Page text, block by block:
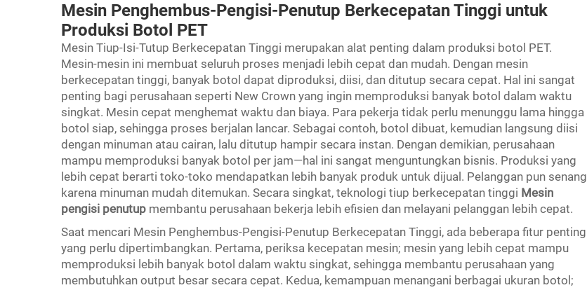
Mesin Penghembus-Pengisi-Penutup Berkecepatan Tinggi untuk
Produksi Botol PET
Mesin Tiup-Isi-Tutup Berkecepatan Tinggi merupakan alat penting dalam produksi botol PET.
Mesin-mesin ini membuat seluruh proses menjadi lebih cepat dan mudah. Dengan mesin
berkecepatan tinggi, banyak botol dapat diproduksi, diisi, dan ditutup secara cepat. Hal ini sangat
penting bagi perusahaan seperti New Crown yang ingin memproduksi banyak botol dalam waktu
singkat. Mesin cepat menghemat waktu dan biaya. Para pekerja tidak perlu menunggu lama hingga
botol siap, sehingga proses berjalan lancar. Sebagai contoh, botol dibuat, kemudian langsung diisi
dengan minuman atau cairan, lalu ditutup hampir secara instan. Dengan demikian, perusahaan
mampu memproduksi banyak botol per jam—hal ini sangat menguntungkan bisnis. Produksi yang
lebih cepat berarti toko-toko mendapatkan lebih banyak produk untuk dijual. Pelanggan pun senang
karena minuman mudah ditemukan. Secara singkat, teknologi tiup berkecepatan tinggi Mesin
pengisi penutup membantu perusahaan bekerja lebih efisien dan melayani pelanggan lebih cepat.
Saat mencari Mesin Penghembus-Pengisi-Penutup Berkecepatan Tinggi, ada beberapa fitur penting
yang perlu dipertimbangkan. Pertama, periksa kecepatan mesin; mesin yang lebih cepat mampu
memproduksi lebih banyak botol dalam waktu singkat, sehingga membantu perusahaan yang
membutuhkan output besar secara cepat. Kedua, kemampuan menangani berbagai ukuran botol;